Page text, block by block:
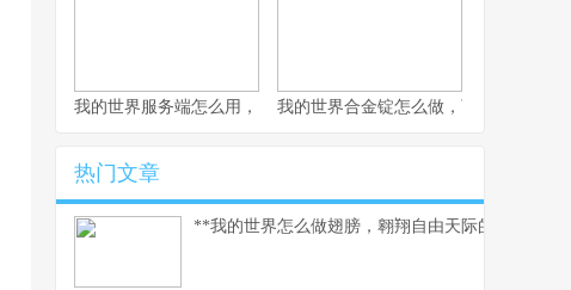
我的世界服务端怎么用，资深玩家实践指南我的世界合金锭怎么做，下界合金装备
热门文章
**我的世界怎么做翅膀，翱翔自由天际的必备指南